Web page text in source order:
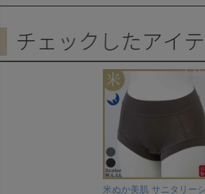
米ぬか美肌 サニタリーシ